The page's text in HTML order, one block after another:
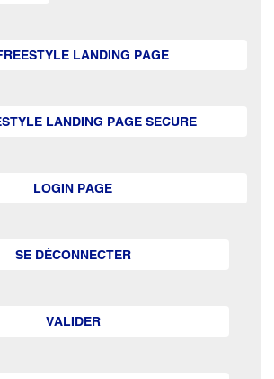
LANDING PAGE
LANDING PAGE SECURE
LOGIN PAGE
SE DÉCONNECTER
VALIDER